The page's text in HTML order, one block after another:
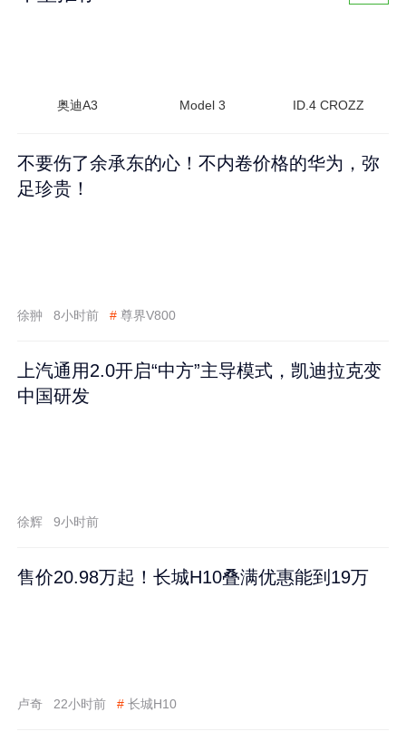
奥迪A3 Model 3 ID.4 CROZZ
不要伤了余承东的心！不内卷价格的华为，弥
足珍贵！
徐翀 8小时前 # 尊界V800
上汽通用2.0开启“中方”主导模式，凯迪拉克变
中国研发
徐辉 9小时前
售价20.98万起！长城H10叠满优惠能到19万
卢奇 22小时前 # 长城H10